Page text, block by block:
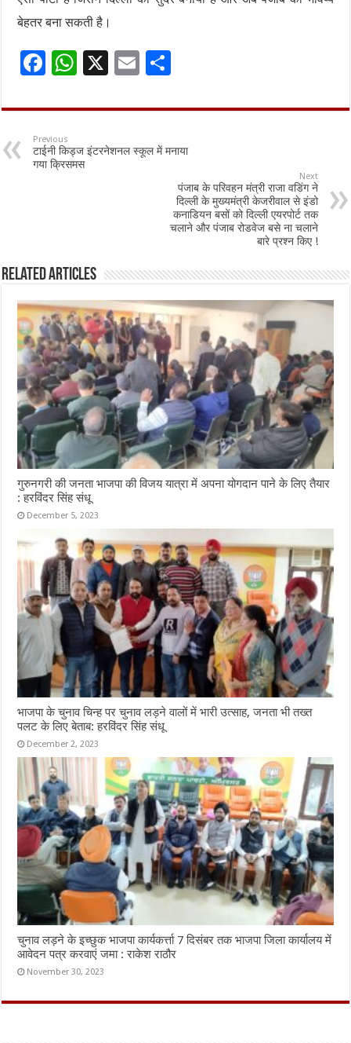
बेहतर बना सकती है।
F
e
b
o
W
at
sA
p
X
E
ai ar
Previous
टाईनी किड्ज इंटरनेशनल स्कूल में मनाया
गया क्रिसमस
Next
पंजाब के परिवहन मंत्री राजा वडिंग ने
दिल्ली के मुख्यमंत्री केजरीवाल से इंडो
कनाडियन बसों को दिल्ली एयरपोर्ट तक
चलाने और पंजाब रोडवेज बसे ना चलाने
बारे प्रश्न किए !
Related Articles
गुरुनगरी की जनता भाजपा की विजय यात्रा में अपना योगदान पाने के लिए तैयार
: हरविंदर सिंह संधू
December 5, 2023
भाजपा के चुनाव चिन्ह पर चुनाव लड़ने वालों में भारी उत्साह, जनता भी तख्त
पलट के लिए बेताब: हरविंदर सिंह संधू
December 2, 2023
चुनाव लड़ने के इच्छुक भाजपा कार्यकर्त्ता 7 दिसंबर तक भाजपा जिला कार्यालय में
आवेदन पत्र करवाएं जमा : राकेश राठौर
November 30, 2023